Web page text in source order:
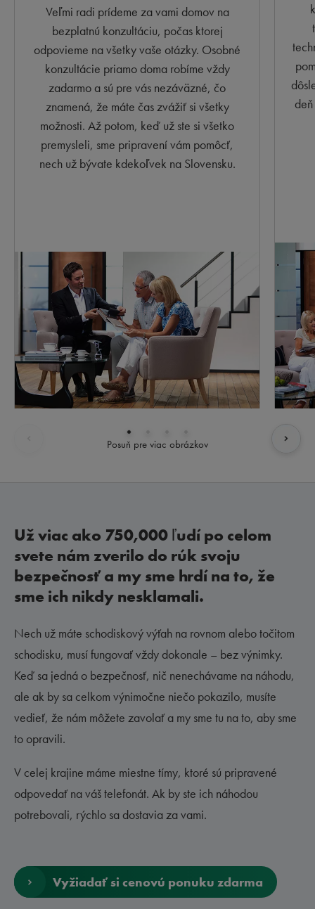
Veľmi radi prídeme za vami domov na
bezplatnú konzultáciu, počas ktorej
odpovieme na všetky vaše otázky. Osobné
konzultácie priamo doma robíme vždy
zadarmo a sú pre vás nezáväzné, čo
znamená, že máte čas zvážiť si všetky
možnosti. Až potom, keď už ste si všetko
premysleli, sme pripravení vám pomôcť,
nech už bývate kdekoľvek na Slovensku.
Posuň pre viac obrázkov
Už viac ako 750,000 ľudí po celom
svete nám zverilo do rúk svoju
bezpečnosť a my sme hrdí na to, že
sme ich nikdy nesklamali.
Nech už máte schodiskový výťah na rovnom alebo točitom
schodisku, musí fungovať vždy dokonale – bez výnimky.
Keď sa jedná o bezpečnosť, nič nenechávame na náhodu,
ale ak by sa celkom výnimočne niečo pokazilo, musíte
vedieť, že nám môžete zavolať a my sme tu na to, aby sme
to opravili.
V celej krajine máme miestne tímy, ktoré sú pripravené
odpovedať na váš telefonát. Ak by ste ich náhodou
potrebovali, rýchlo sa dostavia za vami.
Vyžiadať si cenovú ponuku zdarma